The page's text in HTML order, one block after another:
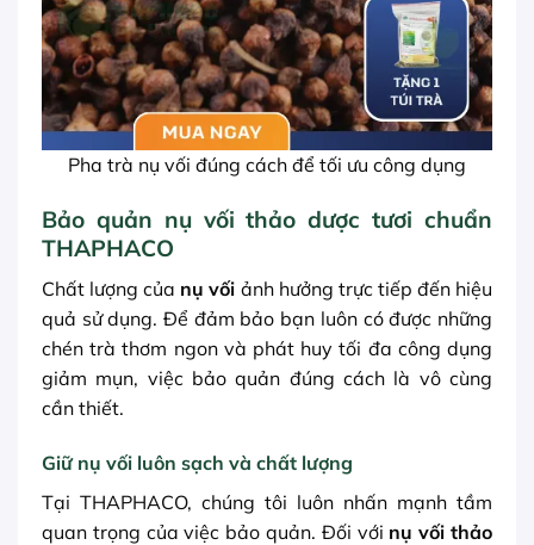
Pha trà nụ vối đúng cách để tối ưu công dụng
Bảo quản nụ vối thảo dược tươi chuẩn
THAPHACO
Chất lượng của nụ vối ảnh hưởng trực tiếp đến hiệu
quả sử dụng. Để đảm bảo bạn luôn có được những
chén trà thơm ngon và phát huy tối đa công dụng
giảm mụn, việc bảo quản đúng cách là vô cùng
cần thiết.
Giữ nụ vối luôn sạch và chất lượng
Tại THAPHACO, chúng tôi luôn nhấn mạnh tầm
quan trọng của việc bảo quản. Đối với nụ vối thảo